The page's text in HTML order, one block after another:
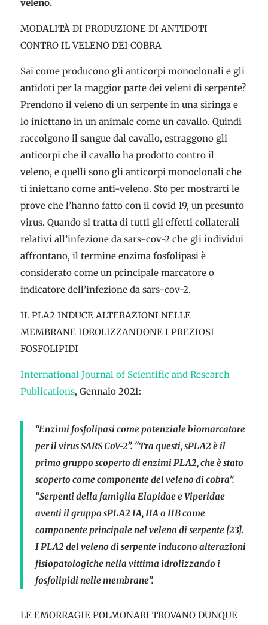
veleno.
MODALITÀ DI PRODUZIONE DI ANTIDOTI
CONTRO IL VELENO DEI COBRA
Sai come producono gli anticorpi monoclonali e gli
antidoti per la maggior parte dei veleni di serpente?
Prendono il veleno di un serpente in una siringa e
lo iniettano in un animale come un cavallo. Quindi
raccolgono il sangue dal cavallo, estraggono gli
anticorpi che il cavallo ha prodotto contro il
veleno, e quelli sono gli anticorpi monoclonali che
ti iniettano come anti-veleno. Sto per mostrarti le
prove che l’hanno fatto con il covid 19, un presunto
virus. Quando si tratta di tutti gli effetti collaterali
relativi all’infezione da sars-cov-2 che gli individui
affrontano, il termine enzima fosfolipasi è
considerato come un principale marcatore o
indicatore dell’infezione da sars-cov-2.
IL PLA2 INDUCE ALTERAZIONI NELLE
MEMBRANE IDROLIZZANDONE I PREZIOSI
FOSFOLIPIDI
International Journal of Scientific and Research
Publications, Gennaio 2021:
“Enzimi fosfolipasi come potenziale biomarcatore
per il virus SARS CoV-2”. “Tra questi, sPLA2 è il
primo gruppo scoperto di enzimi PLA2, che è stato
scoperto come componente del veleno di cobra”.
“Serpenti della famiglia Elapidae e Viperidae
aventi il gruppo sPLA2 IA, IIA o IIB come
componente principale nel veleno di serpente [23].
I PLA2 del veleno di serpente inducono alterazioni
fisiopatologiche nella vittima idrolizzando i
fosfolipidi nelle membrane”.
LE EMORRAGIE POLMONARI TROVANO DUNQUE